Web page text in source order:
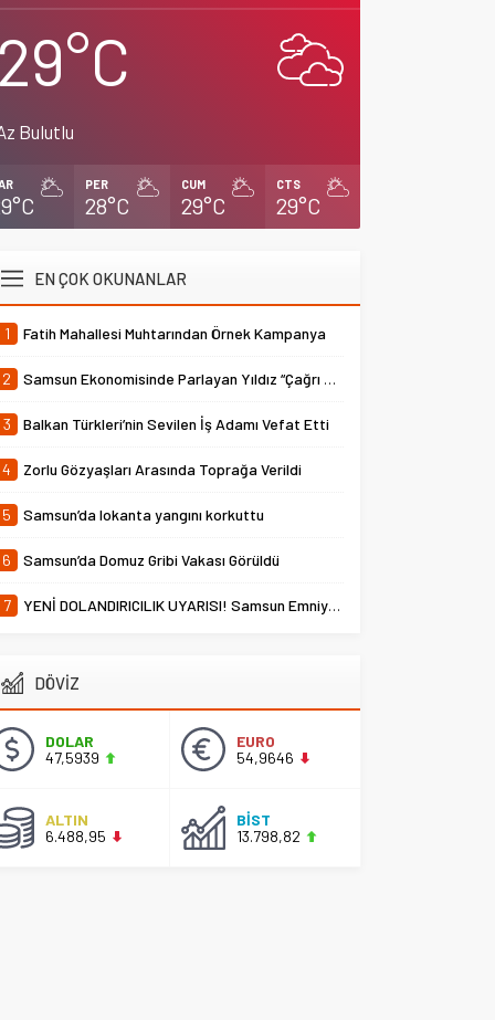
29°C
Bulutlu
PER
28°C
CUM
29°C
CTS
29°C
EN ÇOK OKUNANLAR
1 Fatih Mahallesi Muhtarından Örnek Kampanya
2 Samsun Ekonomisinde Parlayan Yıldız “Çağrı Temper”
3 Balkan Türkleri’nin Sevilen İş Adamı Vefat Etti
4 Zorlu Gözyaşları Arasında Toprağa Verildi
5 Samsun’da lokanta yangını korkuttu
6 Samsun’da Domuz Gribi Vakası Görüldü
7 YENİ DOLANDIRICILIK UYARISI! Samsun Emniyet Müdürlüğü Uyardı
DÖVİZ
DOLAR
47,5939
EURO
54,9646
ALTIN
6.488,95
BİST
13.798,82